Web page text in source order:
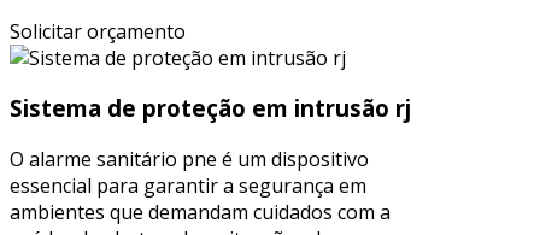
Solicitar orçamento
Sistema de proteção em intrusão rj
O alarme sanitário pne é um dispositivo
essencial para garantir a segurança em
ambientes que demandam cuidados com a